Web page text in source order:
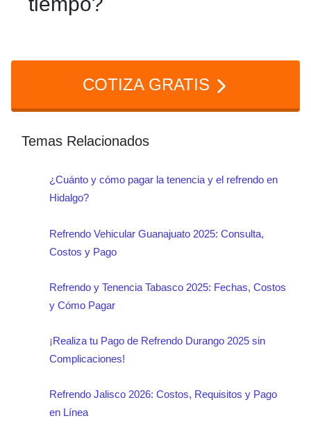
aplican recargos según los meses de
atento a las fechas.
recargos y podrías recibir multas de
tránsito. Además, es obligatorio para
poder circular legalmente y para
obtener permisos provisionales si es
COTIZA GRATIS
Temas Relacionados
¿Cuánto y cómo pagar la tenencia y el refrendo en
Hidalgo?
Refrendo Vehicular Guanajuato 2025: Consulta,
Costos y Pago
Refrendo y Tenencia Tabasco 2025: Fechas, Costos
y Cómo Pagar
¡Realiza tu Pago de Refrendo Durango 2025 sin
Complicaciones!
Refrendo Jalisco 2026: Costos, Requisitos y Pago
en Línea